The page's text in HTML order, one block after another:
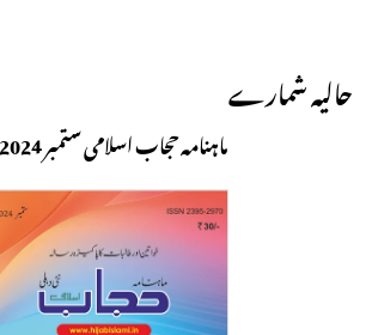
حالیہ شمارے
ماہنامہ حجاب اسلامی ستمبر 2024